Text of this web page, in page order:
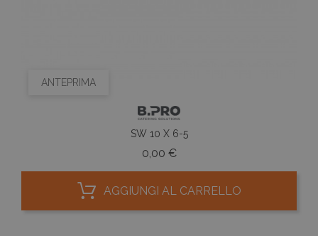
ANTEPRIMA
SW 10 X 6-5
0,00 €Prezzo
AGGIUNGI AL CARRELLO